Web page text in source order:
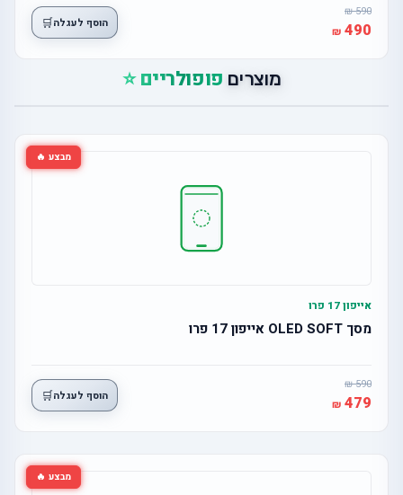
590
490 הוסף לעגלה🛒
מוצרים פופולריים ⭐
מבצע 🔥
אייפון 17 פרו
מסך OLED SOFT אייפון 17 פרו
590
479 הוסף לעגלה🛒
מבצע 🔥